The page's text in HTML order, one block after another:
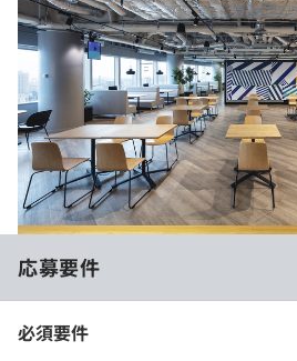
応募要件
必須要件